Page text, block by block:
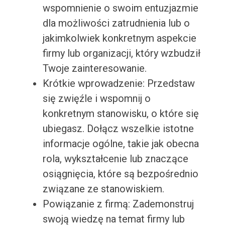
wspomnienie o swoim entuzjazmie
dla możliwości zatrudnienia lub o
jakimkolwiek konkretnym aspekcie
firmy lub organizacji, który wzbudził
Twoje zainteresowanie.
Krótkie wprowadzenie: Przedstaw
się zwięźle i wspomnij o
konkretnym stanowisku, o które się
ubiegasz. Dołącz wszelkie istotne
informacje ogólne, takie jak obecna
rola, wykształcenie lub znaczące
osiągnięcia, które są bezpośrednio
związane ze stanowiskiem.
Powiązanie z firmą: Zademonstruj
swoją wiedzę na temat firmy lub